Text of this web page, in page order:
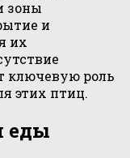
зоны
и
их
ключевую роль
этих птиц.
еды